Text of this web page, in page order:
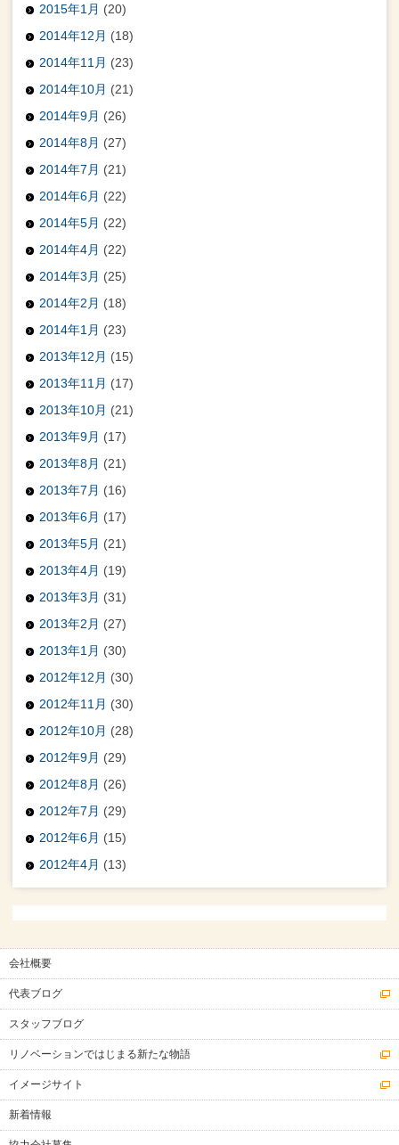
2015年1月 (20)
2014年12月 (18)
2014年11月 (23)
2014年10月 (21)
2014年9月 (26)
2014年8月 (27)
2014年7月 (21)
2014年6月 (22)
2014年5月 (22)
2014年4月 (22)
2014年3月 (25)
2014年2月 (18)
2014年1月 (23)
2013年12月 (15)
2013年11月 (17)
2013年10月 (21)
2013年9月 (17)
2013年8月 (21)
2013年7月 (16)
2013年6月 (17)
2013年5月 (21)
2013年4月 (19)
2013年3月 (31)
2013年2月 (27)
2013年1月 (30)
2012年12月 (30)
2012年11月 (30)
2012年10月 (28)
2012年9月 (29)
2012年8月 (26)
2012年7月 (29)
2012年6月 (15)
2012年4月 (13)
会社概要
代表ブログ
スタッフブログ
リノベーションではじまる新たな物語
イメージサイト
新着情報